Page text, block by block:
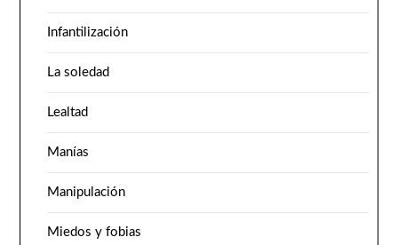
Infantilización
La soledad
Lealtad
Manías
Manipulación
Miedos y fobias